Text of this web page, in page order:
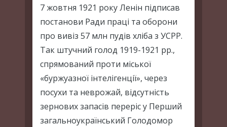
7 жовтня 1921 року Ленін підписав
постанови Ради праці та оборони
про вивіз 57 млн пудів хліба з УСРР.
Так штучний голод 1919-1921 рр.,
спрямований проти міської
«буржуазної інтелігенції», через
посухи та неврожай, відсутність
зернових запасів переріс у Перший
загальноукраїнський Голодомор